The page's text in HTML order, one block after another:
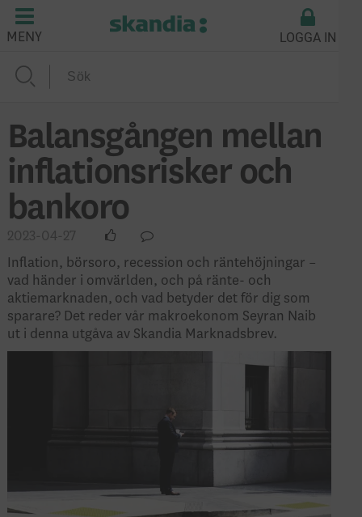
MENY LOGGA IN
Balansgången mellan
inflationsrisker och
bankoro
2023-04-27
Inflation, börsoro, recession och räntehöjningar –
vad händer i omvärlden, och på ränte- och
aktiemarknaden, och vad betyder det för dig som
sparare? Det reder vår makroekonom Seyran Naib
ut i denna utgåva av Skandia Marknadsbrev.